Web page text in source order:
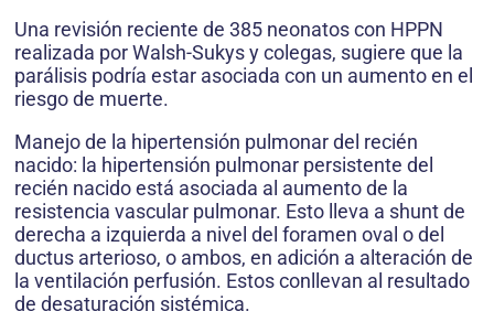
Una revisión reciente de 385 neonatos con HPPN
realizada por Walsh-Sukys y colegas, sugiere que la
parálisis podría estar asociada con un aumento en el
riesgo de muerte.
Manejo de la hipertensión pulmonar del recién
nacido: la hipertensión pulmonar persistente del
recién nacido está asociada al aumento de la
resistencia vascular pulmonar. Esto lleva a shunt de
derecha a izquierda a nivel del foramen oval o del
ductus arterioso, o ambos, en adición a alteración de
la ventilación perfusión. Estos conllevan al resultado
de desaturación sistémica.